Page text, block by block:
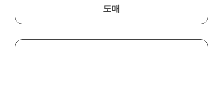
도매